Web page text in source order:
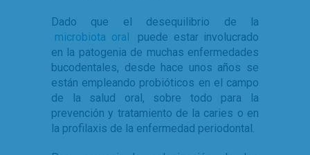
Dado que el desequilibrio de la
microbiota oral
puede estar involucrado
en la patogenia de muchas enfermedades
bucodentales, desde hace unos años se
están empleando probióticos en el campo
de la salud oral, sobre todo para la
prevención y tratamiento de la caries o en
la profilaxis de la enfermedad periodontal.